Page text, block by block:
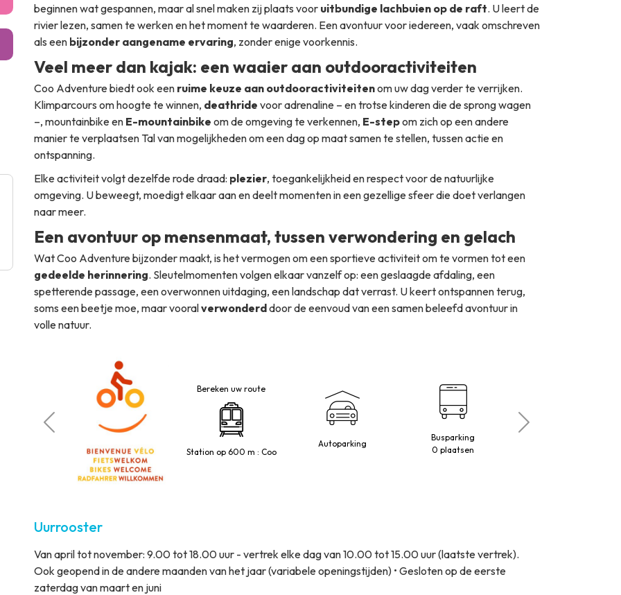
beginnen wat gespannen, maar al snel maken zij plaats voor uitbundige lachbuien op de raft. U leert de
rivier lezen, samen te werken en het moment te waarderen. Een avontuur voor iedereen, vaak omschreven
als een bijzonder aangename ervaring, zonder enige voorkennis.
Veel meer dan kajak: een waaier aan outdooractiviteiten
Coo Adventure biedt ook een ruime keuze aan outdooractiviteitenom uw dag verder te verrijken.
Klimparcours om hoogte te winnen, deathride voor adrenaline – en trotse kinderen die de sprong wagen
–, mountainbike en E-mountainbike om de omgeving te verkennen, E-stepom zich op een andere
manier te verplaatsen Tal van mogelijkheden om een dag op maat samen te stellen, tussen actie en
ontspanning.
Elke activiteit volgt dezelfde rode draad: plezier, toegankelijkheid en respect voor de natuurlijke
omgeving. U beweegt, moedigt elkaar aan en deelt momenten in een gezellige sfeer die doet verlangen
naar meer.
Een avontuur op mensenmaat, tussen verwondering en gelach
Wat Coo Adventure bijzonder maakt, is het vermogen om een sportieve activiteit om te vormen tot een
gedeelde herinnering. Sleutelmomenten volgen elkaar vanzelf op: een geslaagde afdaling, een
spetterende passage, een overwonnen uitdaging, een landschap dat verrast. U keert ontspannen terug,
soms een beetje moe, maar vooralverwonderddoor de eenvoud van een samen beleefd avontuur in
volle natuur.
Bereken uw route
Station op 600 m : Coo
Autoparking
Busparking
0 plaatsen
Uurrooster
Van april tot november: 9.00 tot 18.00 uur - vertrek elke dag van 10.00 tot 15.00 uur (laatste vertrek).
Ook geopend in de andere maanden van het jaar (variabele openingstijden) • Gesloten op de eerste
zaterdag van maart en juni